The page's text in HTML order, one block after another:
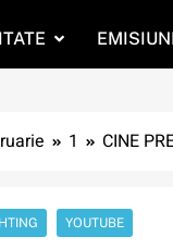
EMISIUNI
1 CINE
YOUTUBE